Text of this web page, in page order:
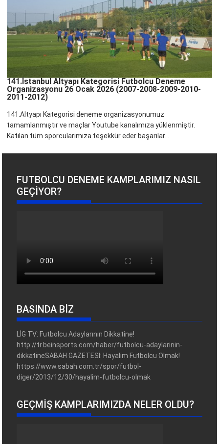
141.İstanbul Altyapı Kategorisi Futbolcu Deneme
Organizasyonu 26 Ocak 2026 (2007-2008-2009-2010-
2011-2012)
141.Altyapı Kategorisi deneme organizasyonumuz
tamamlanmıştır ve maçlar Youtube kanalımıza yüklenmiştir.
Katılan tüm sporcularımıza teşekkür eder başarılar...
FUTBOLCU DENEME KAMPLARIMIZ NASIL
GEÇIYOR?
BASINDA BİZ
LİG TV: Futbolcu Adaylarının Dikkatine!
http://tr.beinsports.com/haber/futbolcu-adaylarinin-
dikkatineSABAH GAZETESİ: Hayalim Futbolcu Olmak!
https://www.sabah.com.tr/spor/futbol-
diger/2013/12/30/hayalim-futbolcu-olmak
GEÇMIŞ KAMPLARIMIZDA NELER OLDU?